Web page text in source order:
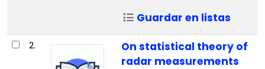
Guardar en listas
2.
On statistical theory of
radar measurements